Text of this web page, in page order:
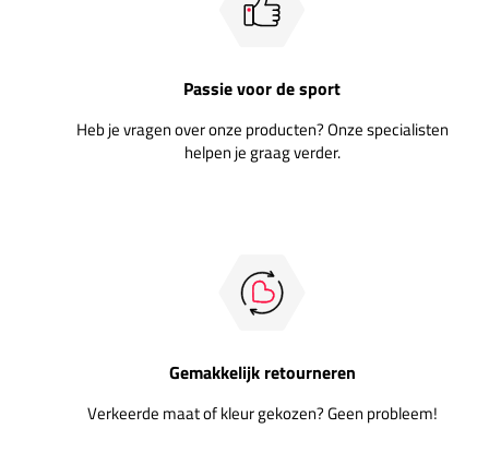
Passie voor de sport
Heb je vragen over onze producten? Onze specialisten
helpen je graag verder.
Gemakkelijk retourneren
Verkeerde maat of kleur gekozen? Geen probleem!